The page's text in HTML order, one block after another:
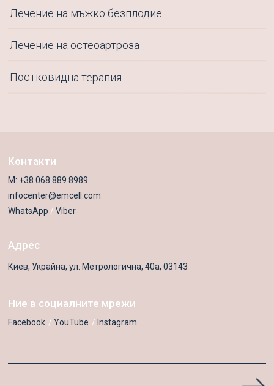
Лечение на мъжко безплодие
Лечение на остеоартроза
Постковидна терапия
Контакти
M: +38 068 889 8989
infocenter@emcell.com
WhatsApp / Viber
Адрес
Киев, Украйна, ул. Метрологична, 40а, 03143
Ние в социалните мрежи
Facebook YouTube Instagram